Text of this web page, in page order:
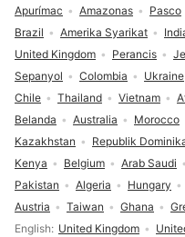
Pilihan bahasa
English United Kingdom
Brazil Amerika Syarikat
United Kingdom
Perancis
Sepanyol
Colombia Ukraine
Chile
Thailand Vietnam
Belanda
Australia Morocco
Kazakhstan
Republik
Kenya
Belgium Arab Saudi
Pakistan
Algeria Hungary
Austria
Taiwan Ghana
Apurímac
Amazonas Pasco